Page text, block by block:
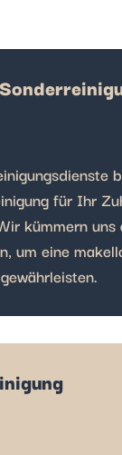
für Ihr
kümmern
um eine